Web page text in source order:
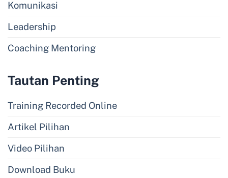
Komunikasi
Leadership
Coaching Mentoring
Tautan Penting
Training Recorded Online
Artikel Pilihan
Video Pilihan
Download Buku